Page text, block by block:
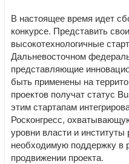
В настоящее время идет
конкурсе. Представить
высокотехнологичные
Дальневосточном
представляющие
быть применены на
проектов получат статус
этим стартапам
Росконгресс,
уровни власти и институты
необходимую поддержку в
продвижении проекта.